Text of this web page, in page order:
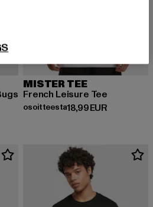
19,99 EUR
MISTER TEE
French Leisure Tee
osoitteesta18,99 EUR
Ajankohtainen hinta: